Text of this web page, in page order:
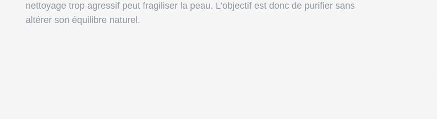
CONSEILS SOINS DU VISAGE
REUNION BEAUTE A DOMICILE SOIN
UTILISER CORRECTEMENT LES
LISTE DES PRODUITS DÉESSE
nettoyage trop agressif peut fragiliser la peau. L’objectif est donc de purifier sans
altérer son équilibre naturel.